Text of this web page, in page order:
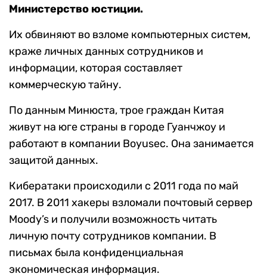
Министерство юстиции.
Их обвиняют во взломе компьютерных систем,
краже личных данных сотрудников и
информации, которая составляет
коммерческую тайну.
По данным Минюста, трое граждан Китая
живут на юге страны в городе Гуанчжоу и
работают в компании Boyusec. Она занимается
защитой данных.
Кибератаки происходили с 2011 года по май
2017. В 2011 хакеры взломали почтовый сервер
Moody’s и получили возможность читать
личную почту сотрудников компании. В
письмах была конфиденциальная
экономическая информация.